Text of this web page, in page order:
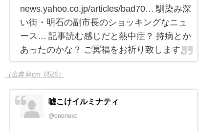
news.yahoo.co.jp/articles/bad70… 馴染み深
い街・明石の副市長のショッキングなニュ
ース… 記事読む感じだと熱中症？ 持病とか
あったのかな？ ご冥福をお祈り致します。
（出典 @cm_0526）
嘘こけイルミナティ
@onorieko